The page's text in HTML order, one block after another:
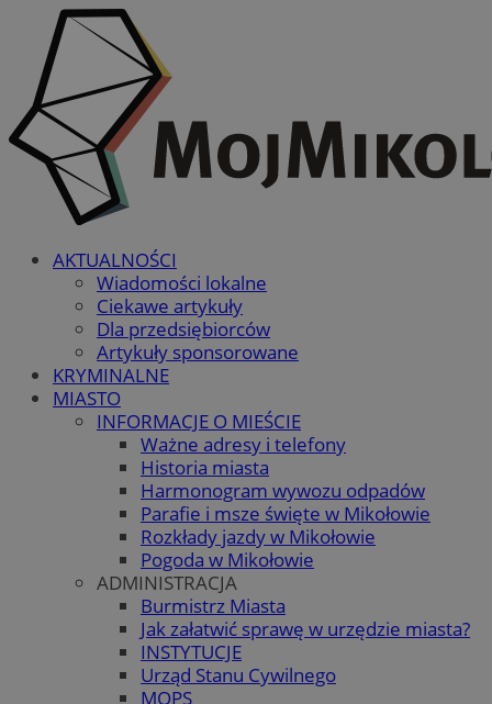
AKTUALNOŚCI
Wiadomości lokalne
Ciekawe artykuły
Dla przedsiębiorców
Artykuły sponsorowane
KRYMINALNE
MIASTO
INFORMACJE O MIEŚCIE
Ważne adresy i telefony
Historia miasta
Harmonogram wywozu odpadów
Parafie i msze święte w Mikołowie
Rozkłady jazdy w Mikołowie
Pogoda w Mikołowie
ADMINISTRACJA
Burmistrz Miasta
Jak załatwić sprawę w urzędzie miasta?
INSTYTUCJE
Urząd Stanu Cywilnego
MOPS